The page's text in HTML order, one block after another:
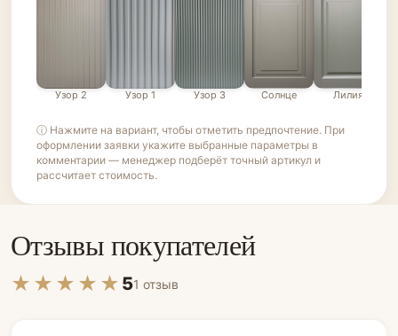
Узор 2 Узор 1 Узор 3 Солнце Лилия
ⓘ Нажмите на вариант, чтобы отметить предпочтение. При
оформлении заявки укажите выбранные параметры в
комментарии — менеджер подберёт точный артикул и
рассчитает стоимость.
Отзывы покупателей
★★★★★ 51 отзыв